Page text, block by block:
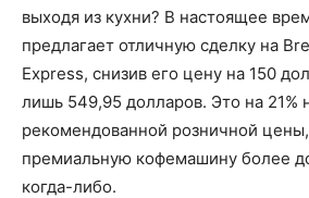
выходя из кухни? В настоящее
предлагает отличную сделку на
Express, снизив его цену на 150
лишь 549,95 долларов. Это на 21%
рекомендованной розничной
премиальную кофемашину более
когда-либо.